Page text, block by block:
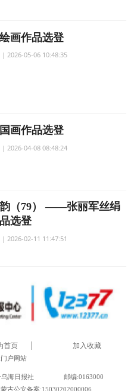
画作品选登
| 2026-05-06 10:48:35
画作品选登
| 2026-04-08 08:48:24
韵（79） ——张丽军丝绢
选登
2026-02-11 11:47:51
首页 加入收藏
户网站
海日报社
邮编:0163000
古公安备案:15030202000006